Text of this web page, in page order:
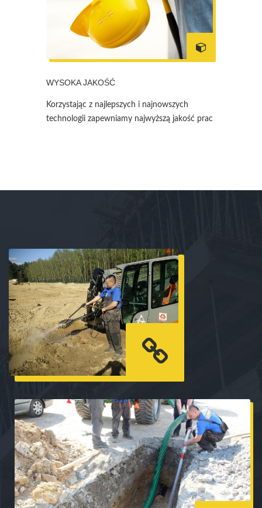
WYSOKA JAKOŚĆ
Korzystając z najlepszych i najnowszych
technologii zapewniamy najwyższą jakość prac